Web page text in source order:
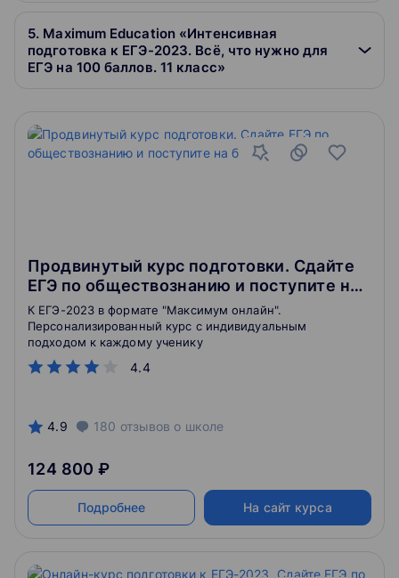
5. Maximum Education «Интенсивная
подготовка к ЕГЭ-2023. Всё, что нужно для
ЕГЭ на 100 баллов. 11 класс»
Продвинутый курс подготовки. Сдайте
ЕГЭ по обществознанию и поступите на
бюджет
4.4
К ЕГЭ-2023 в формате "Максимум онлайн".
Персонализированный курс с индивидуальным
подходом к каждому ученику
4.9 180 отзывов о школе
124 800 ₽
Подробнее На сайт курса